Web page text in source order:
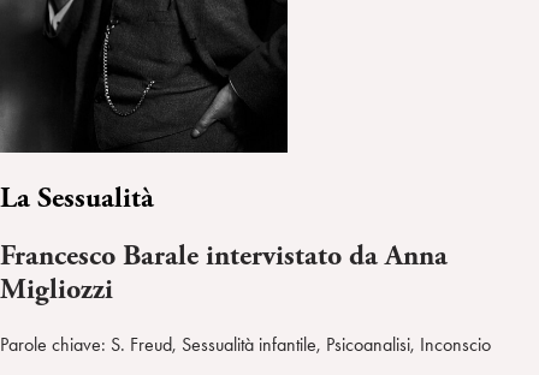
La Sessualità
Francesco Barale intervistato da Anna
Migliozzi
Parole chiave: S. Freud, Sessualità infantile, Psicoanalisi, Inconscio